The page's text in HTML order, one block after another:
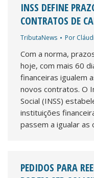
INSS DEFINE
CONTRATOS DE
TributaNews Por
Com a norma,
hoje, com mais 60
financeiras igualem
novos contratos. O
Social (INSS)
instituições
passem a igualar
PEDIDOS PARA